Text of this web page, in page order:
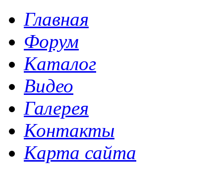
Главная
Форум
Каталог
Видео
Галерея
Контакты
Карта сайта